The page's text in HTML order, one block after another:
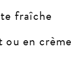
fraîche
en crème